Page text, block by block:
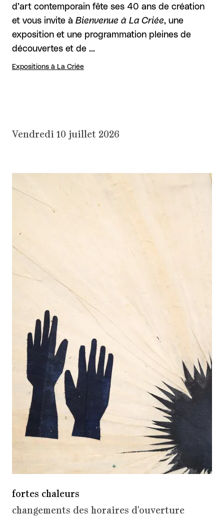
d’art contemporain fête ses 40 ans de création
et vous invite à Bienvenue à La Criée, une
exposition et une programmation pleines de
découvertes et de …
Expositions à La Criée
Vendredi 10 juillet 2026
fortes chaleurs
changements des horaires d'ouverture